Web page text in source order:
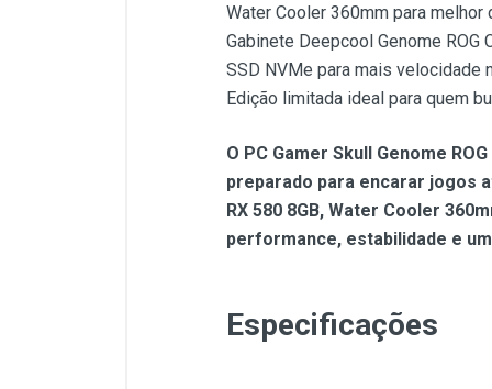
Water Cooler 360mm para
Gabinete Deepcool Genome
SSD NVMe para mais velocidade
Edição limitada ideal para quem
O PC Gamer Skull Genome
preparado para encarar jogos
RX 580 8GB, Water Cooler
performance, estabilidade e
Especificações